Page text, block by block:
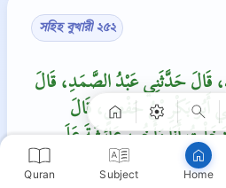
Quran Subject Home
সহিহ বুখারী ২৫২
قَالَ حَدَّثَنِي عَبْدُ الصَّمَدِ، قَالَ
أَبُو بَكْرِ بْنُ حَفْصٍ، قَالَ
أَنَا وَأَخُو، عَائِشَةَ عَلَى
النَّبِيِّ، صلى الله عليه وسلم
Copy